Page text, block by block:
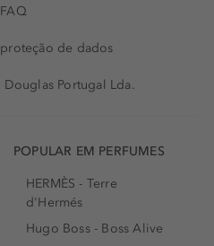
FAQ
de dados
Portugal Lda.
POPULAR EM PERFUMES
HERMÈS - Terre
d'Hermés
Hugo Boss - Boss Alive